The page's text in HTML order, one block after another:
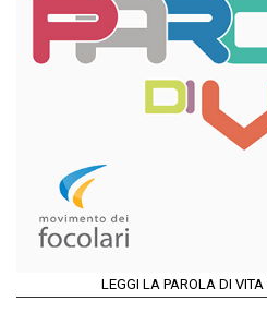
LEGGI LA PAROLA DI